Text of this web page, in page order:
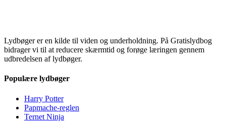
Lydbøger er en kilde til viden og underholdning. På Gratislydbog
bidrager vi til at reducere skærmtid og forøge læringen gennem
udbredelsen af lydbøger.
Populære lydbøger
Harry Potter
Papmache-reglen
Ternet Ninja